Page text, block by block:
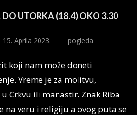
DO UTORKA (18.4) OKO 3.30
15. Aprila 2023. pogleda
koji nam može doneti
Vreme je za molitvu,
Crkvu ili manastir. Znak Riba
na veru i religiju a ovog puta se